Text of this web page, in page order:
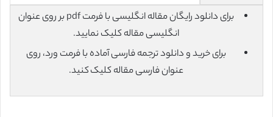
برای دانلود رایگان مقاله انگلیسی با فرمت pdf بر روی عنوان
انگلیسی مقاله کلیک نمایید.
برای خرید و دانلود ترجمه فارسی آماده با فرمت ورد، روی
عنوان فارسی مقاله کلیک کنید.